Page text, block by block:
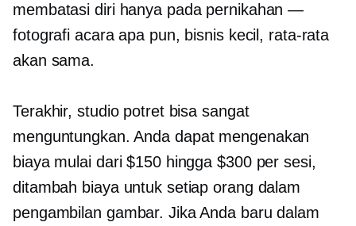
membatasi diri hanya pada pernikahan —
fotografi acara apa pun, bisnis kecil, rata-rata
akan sama.
Terakhir, studio potret bisa sangat
menguntungkan. Anda dapat mengenakan
biaya mulai dari $150 hingga $300 per sesi,
ditambah biaya untuk setiap orang dalam
pengambilan gambar. Jika Anda baru dalam